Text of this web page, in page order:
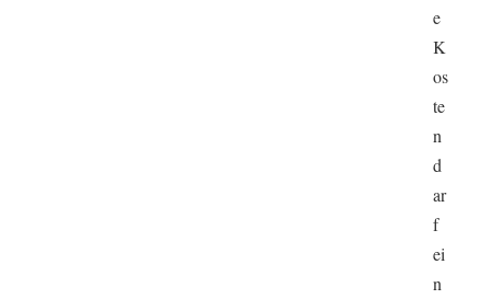
e
K
os
te
n
d
ar
f
ei
n